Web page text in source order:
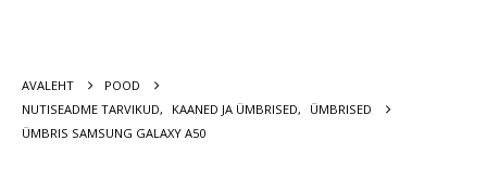
AVALEHT
POOD
NUTISEADME TARVIKUD, KAANED JA ÜMBRISED,
ÜMBRISED
ÜMBRIS SAMSUNG GALAXY A50